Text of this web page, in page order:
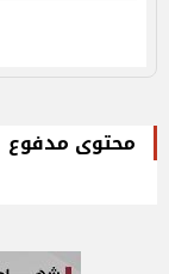
محتوى مدفوع